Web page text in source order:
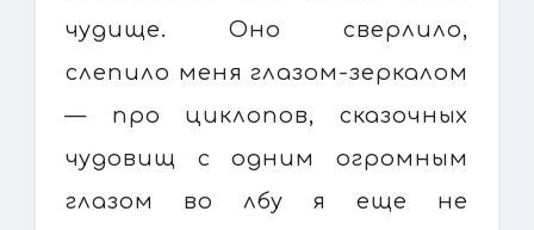
чудище. Оно сверлило,
слепило меня глазом-зеркалом
— про циклопов, сказочных
чудовищ с одним огромным
глазом во лбу я еще не